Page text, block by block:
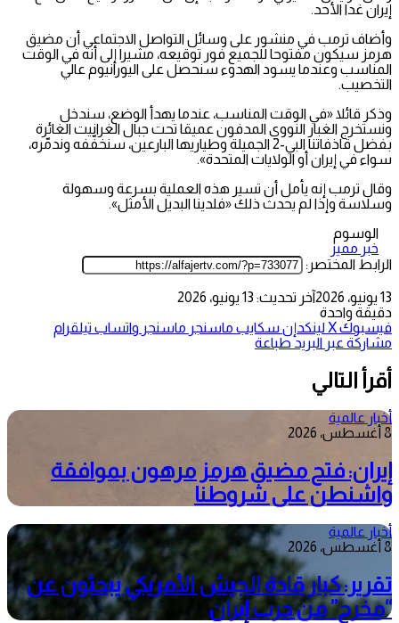
إيران غدا الأحد.
وأضاف ترمب في منشور على وسائل التواصل الاجتماعي أن مضيق
هرمز سيكون مفتوحا للجميع فور توقيعه، مشيرا إلى أنه في الوقت
المناسب وعندما يسود الهدوء سنحصل على اليورانيوم عالي
التخصيب.
وذكر قائلا «في الوقت المناسب، عندما يهدأ الوضع، سندخل
ونستخرج الغبار النووي المدفون عميقا تحت جبال الغرانيت الغائرة
بفضل قاذفاتنا البي-2 الجميلة وطياريها البارعين، سنخفّفه وندمّره،
سواء في إيران أو الولايات المتحدة».
وقال ترمب إنه يأمل أن تسير هذه العملية بسرعة وسهولة
وسلاسة وإذا لم يحدث ذلك «فلدينا البديل الأمثل».
الوسوم
خبر مميز
الرابط المختصر:
13 يونيو، 2026
آخر تحديث: 13 يونيو، 2026
دقيقة واحدة
فيسبوك‫Xلينكدإن سكايب ماسنجر ماسنجر واتساب تيلقرام
مشاركة عبر البريد طباعة
أقرأ التالي
أخبار عالمية
8 أغسطس، 2026
إيران: فتح مضيق هرمز مرهون بموافقة
واشنطن على شروطنا
أخبار عالمية
8 أغسطس، 2026
تقرير: كبار قادة الجيش الأمريكي يبحثون عن
“مخرج” من حرب إيران